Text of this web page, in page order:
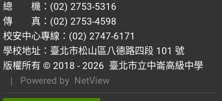
總 機：(02) 2753-5316
傳 真：(02) 2753-4598
校安中心專線：(02) 2747-6171
學校地址：臺北市松山區八德路四段 101 號
版權所有 © 2018 - 2026 臺北市立中崙高級中學
| Powered by NetView